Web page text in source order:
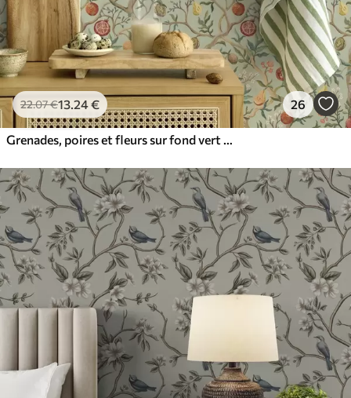
22.07€13.24€ 26
Grenades, poires et fleurs sur fond vert pâle